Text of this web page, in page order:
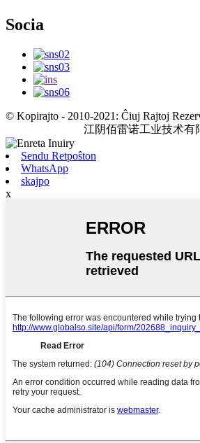
Socia
© Kopirajto - 2010-2021: Ĉiuj Rajtoj
江阴佰雷诺工业技术有
Sendu Retpoŝton
WhatsApp
skajpo
x